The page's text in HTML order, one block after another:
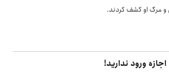
و مرگ او کشف کردند.
ورود ندارید!